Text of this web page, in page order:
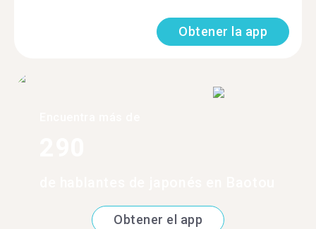
Obtener la app
Obtener el app